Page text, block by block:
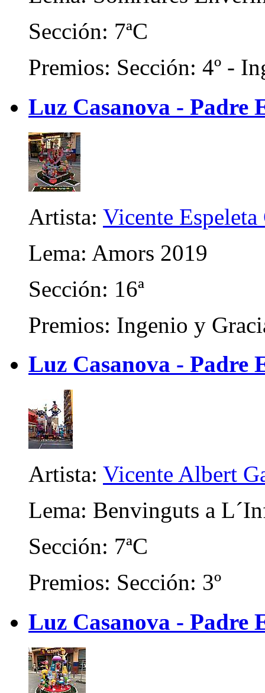
Sección: 7ªC
Premios: Sección: 4º -
Luz Casanova - Padre
Artista: Vicente Espeleta
Lema: Amors 2019
Sección: 16ª
Premios: Ingenio y
Luz Casanova - Padre
Artista: Vicente Albert
Lema: Benvinguts a
Sección: 7ªC
Premios: Sección: 3º
Luz Casanova - Padre